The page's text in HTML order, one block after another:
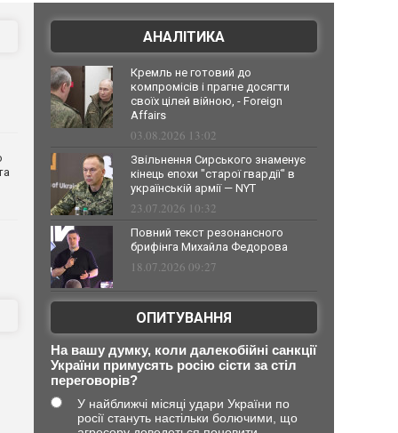
АНАЛІТИКА
Кремль не готовий до
компромісів і прагне досягти
своїх цілей війною, - Foreign
Affairs
03.08.2026 13:02
Звільнення Сирського знаменує
кінець епохи "старої гвардії" в
українській армії — NYT
23.07.2026 10:32
Повний текст резонансного
брифінга Михайла Федорова
18.07.2026 09:27
ОПИТУВАННЯ
На вашу думку, коли далекобійні санкції
України примусять росію сісти за стіл
переговорів?
У найближчі місяці удари України по
росії стануть настільки болючими, що